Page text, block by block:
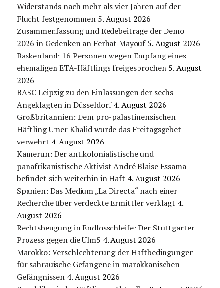
Widerstands nach mehr als vier Jahren auf der
Flucht festgenommen 5. August 2026
Zusammenfassung und Redebeiträge der Demo
2026 in Gedenken an Ferhat Mayouf 5. August 2026
Baskenland: 16 Personen wegen Empfang eines
ehemaligen ETA-Häftlings freigesprochen 5. August
2026
BASC Leipzig zu den Einlassungen der sechs
Angeklagten in Düsseldorf 4. August 2026
Großbritannien: Dem pro-palästinensischen
Häftling Umer Khalid wurde das Freitagsgebet
verwehrt 4. August 2026
Kamerun: Der antikolonialistische und
panafrikanistische Aktivist André Blaise Essama
befindet sich weiterhin in Haft 4. August 2026
Spanien: Das Medium „La Directa“ nach einer
Recherche über verdeckte Ermittler verklagt 4.
August 2026
Rechtsbeugung in Endlosschleife: Der Stuttgarter
Prozess gegen die Ulm5 4. August 2026
Marokko: Verschlechterung der Haftbedingungen
für sahrauische Gefangene in marokkanischen
Gefängnissen 4. August 2026